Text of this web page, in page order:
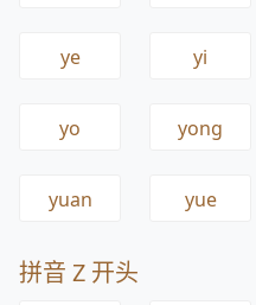
ye yi
yo yong
yuan yue
拼音 Z 开头